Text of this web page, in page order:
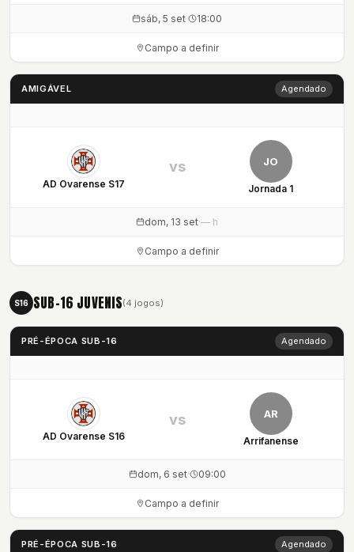
sáb, 5 set· 18:00
Campo a definir
AMIGÁVEL Agendado
AD Ovarense S17
JO
Jornada 1
vs
dom, 13 set·— h
Campo a definir
S16 SUB-16 JUVENIS(4 jogos)
PRÉ-ÉPOCA SUB-16 Agendado
AD Ovarense S16
AR
Arrifanense
vs
dom, 6 set· 09:00
Campo a definir
PRÉ-ÉPOCA SUB-16 Agendado